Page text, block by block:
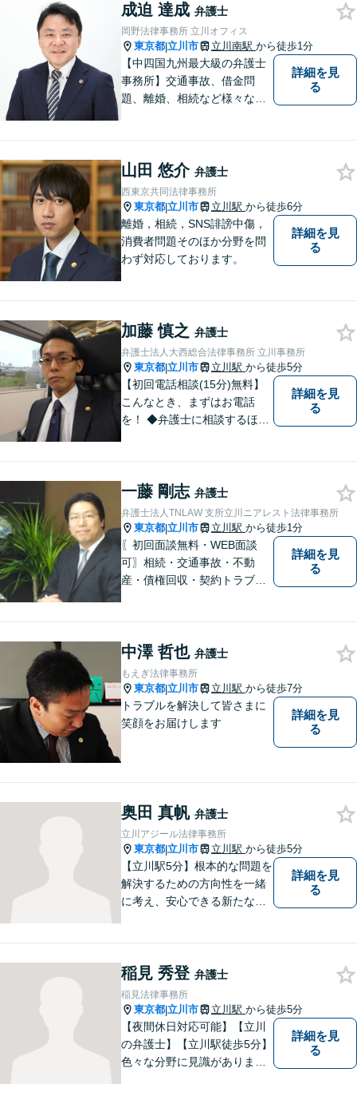
日でも早く取り戻すため、誠
心誠意を尽くします。
成迫 達成 弁護士
岡野法律事務所 立川オフィス
東京都|立川市 立川南駅 から徒歩1分
【中四国九州最大級の弁護士
事務所】交通事故、借金問
題、離婚、相続など様々な問
い！
詳細を見
る
山田 悠介 弁護士
西東京共同法律事務所
東京都|立川市 立川駅 から徒歩6分
離婚，相続，SNS誹謗中傷，
消費者問題そのほか分野を問
わず対応しております。
詳細を見
る
加藤 慎之 弁護士
弁護士法人大西総合法律事務所 立川事務所
東京都|立川市 立川駅 から徒歩5分
【初回電話相談(15分)無料】
こんなとき、まずはお電話
を！ ◆弁護士に相談するほど
法を指南します。） ◆弁護士
に依頼したら、費用はいくら
かかるのか。
詳細を見
る
一藤 剛志 弁護士
弁護士法人TNLAW 支所立川ニアレスト法律事務所
東京都|立川市 立川駅 から徒歩1分
〖初回面談無料・WEB面談
可〗相続・交通事故・不動
産・債権回収・契約トラブル
詳細を見
る
中澤 哲也 弁護士
もえぎ法律事務所
東京都|立川市 立川駅 から徒歩7分
トラブルを解決して皆さまに
笑顔をお届けします
詳細を見
る
奥田 真帆 弁護士
立川アジール法律事務所
東京都|立川市 立川駅 から徒歩5分
【立川駅5分】根本的な問題を
解決するための方向性を一緒
に考え、安心できる新たなス
最大限に活かし、ご相談者様
の幸せな生活への道をサポー
トしていきます。
詳細を見
る
稲見 秀登 弁護士
稲見法律事務所
東京都|立川市 立川駅 から徒歩5分
【夜間休日対応可能】【立川
の弁護士】【立川駅徒歩5分】
色々な分野に見識がありま
詳細を見
る